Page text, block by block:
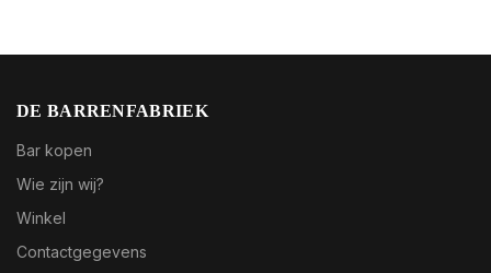
DE BARRENFABRIEK
Bar kopen
Wie zijn wij?
Winkel
Contactgegevens